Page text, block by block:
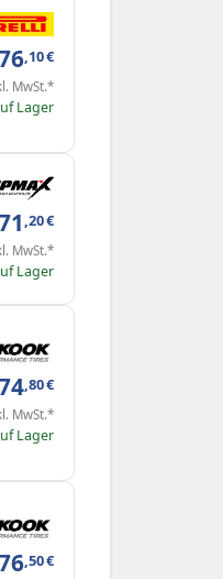
,10€
MwSt.*
Lager
,20€
MwSt.*
Lager
,80€
MwSt.*
Lager
,50€